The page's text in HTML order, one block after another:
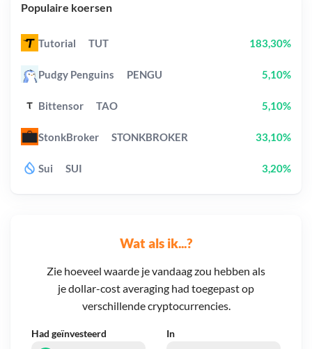
Wat als ik...?
Zie hoeveel waarde je vandaag zou hebben als
je dollar-cost averaging had toegepast op
verschillende cryptocurrencies.
Had geïnvesteerd In
Populaire koersen
Tutorial TUT 183,30%
Pudgy Penguins PENGU 5,10%
Bittensor TAO 5,10%
StonkBroker STONKBROKER 33,10%
Sui SUI 3,20%